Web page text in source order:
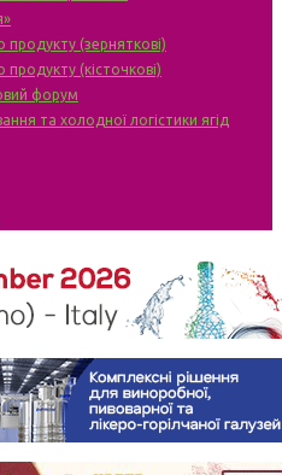
продукту (зерняткові)
(кісточкові)
форум
та холодної логістики ягід